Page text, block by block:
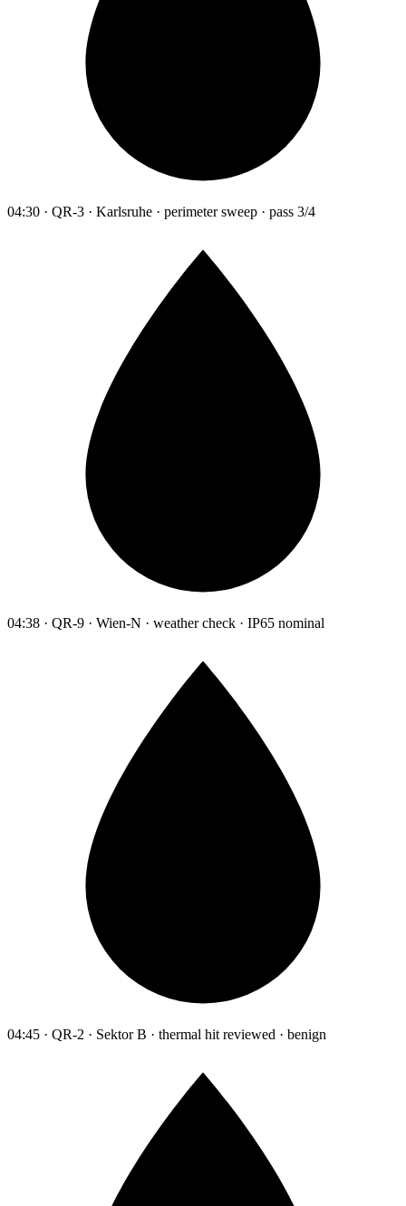
04:30 · QR-3 · Karlsruhe · perimeter sweep · pass 3/4
04:38 · QR-9 · Wien-N · weather check · IP65 nominal
04:45 · QR-2 · Sektor B · thermal hit reviewed · benign